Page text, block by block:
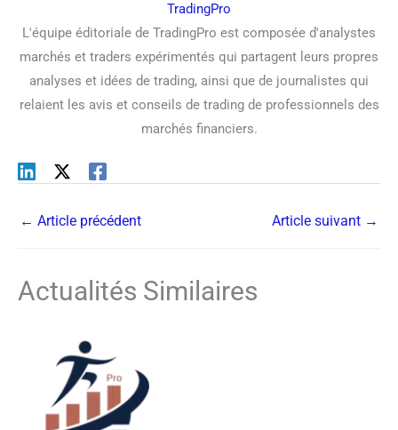
TradingPro
L'équipe éditoriale de TradingPro est composée d'analystes
marchés et traders expérimentés qui partagent leurs propres
analyses et idées de trading, ainsi que de journalistes qui
relaient les avis et conseils de trading de professionnels des
marchés financiers.
← Article précédent Article suivant →
Actualités Similaires